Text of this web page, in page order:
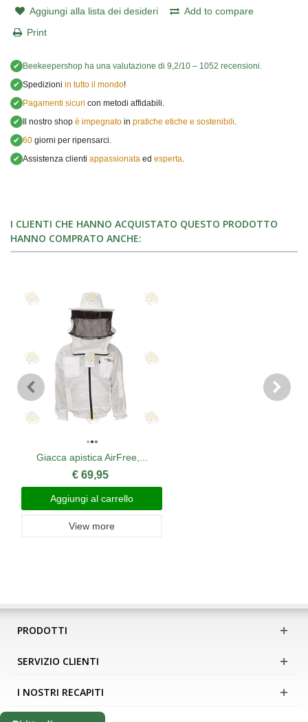
Aggiungi alla lista dei desideri
Add to compare
Print
✔ Beekeepershop ha una valutazione di 9,2/10 – 1052 recensioni.
✔ Spedizioni in tutto il mondo!
✔ Pagamenti sicuri con metodi affidabili.
✔ Il nostro shop è impegnato in pratiche etiche e sostenibili
✔ 60 giorni per ripensarci.
✔ Assistenza clienti appassionata ed esperta
I CLIENTI CHE HANNO ACQUISTATO QUESTO PRODOTTO
HANNO COMPRATO ANCHE:
Giacca apistica AirFree,...
€ 69,95
Aggiungi al carrello
View more
PRODOTTI
SERVIZIO CLIENTI
I NOSTRI RECAPITI